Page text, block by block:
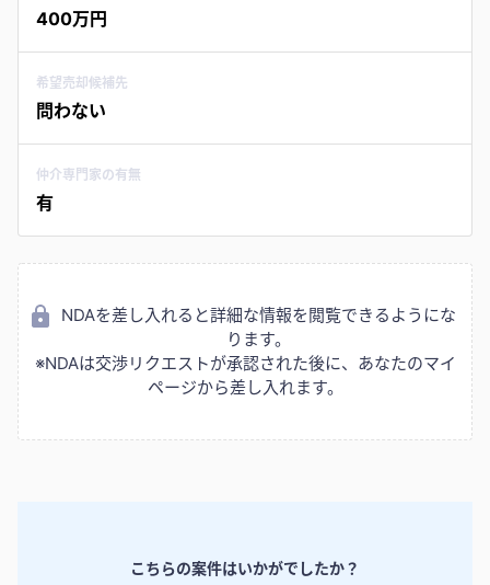
400万円
希望売却候補先
問わない
仲介専門家の有無
有
NDAを差し入れると詳細な情報を閲覧できるようにな
ります。
※NDAは交渉リクエストが承認された後に、あなたのマイ
ページから差し入れます。
こちらの案件はいかがでしたか？